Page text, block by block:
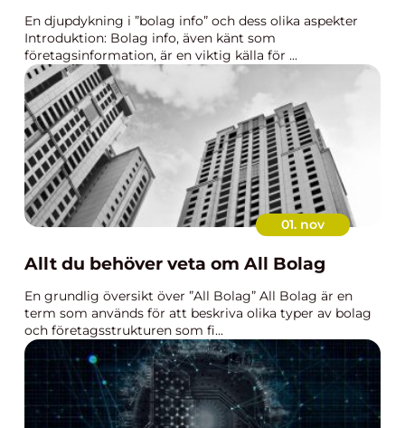
nackdelar
En djupdykning i ”bolag info” och dess olika aspekter
Introduktion: Bolag info, även känt som
företagsinformation, är en viktig källa för ...
01. nov
Allt du behöver veta om All Bolag
En grundlig översikt över ”All Bolag” All Bolag är en
term som används för att beskriva olika typer av bolag
och företagsstrukturen som fi...